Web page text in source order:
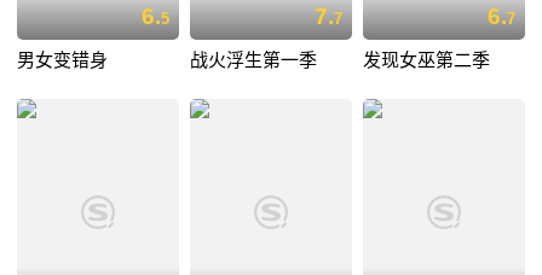
6.5
男女变错身
7.7
战火浮生第一季
6.7
发现女巫第二季